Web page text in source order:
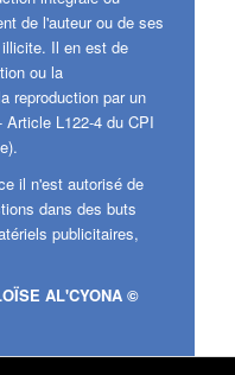
de l'auteur ou de ses
Il en est de
ou la
reproduction par un
Article L122-4 du CPI
il n'est autorisé de
dans des buts
publicitaires,
AL'CYONA ©